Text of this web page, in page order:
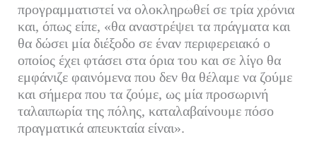
προγραμματιστεί να ολοκληρωθεί σε τρία χρόνια
και, όπως είπε, «θα αναστρέψει τα πράγματα και
θα δώσει μία διέξοδο σε έναν περιφερειακό ο
οποίος έχει φτάσει στα όρια του και σε λίγο θα
εμφάνιζε φαινόμενα που δεν θα θέλαμε να ζούμε
και σήμερα που τα ζούμε, ως μία προσωρινή
ταλαιπωρία της πόλης, καταλαβαίνουμε πόσο
πραγματικά απευκταία είναι».